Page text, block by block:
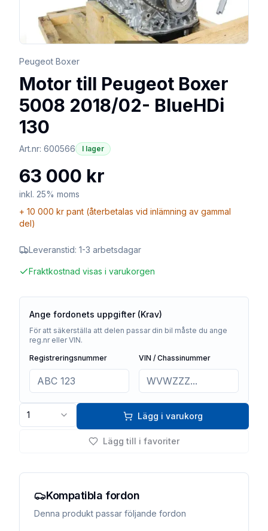
Peugeot Boxer
Motor till Peugeot Boxer
5008 2018/02- BlueHDi
130
Art.nr: 600566 I lager
63 000 kr
inkl. 25% moms
+ 10 000 kr pant (återbetalas vid inlämning av gammal
del)
Leveranstid: 1-3 arbetsdagar
Fraktkostnad visas i varukorgen
Ange fordonets uppgifter (Krav)
För att säkerställa att delen passar din bil måste du ange
reg.nr eller VIN.
Registreringsnummer
VIN / Chassinummer
1 Lägg i varukorg
Lägg till i favoriter
Kompatibla fordon
Denna produkt passar följande fordon